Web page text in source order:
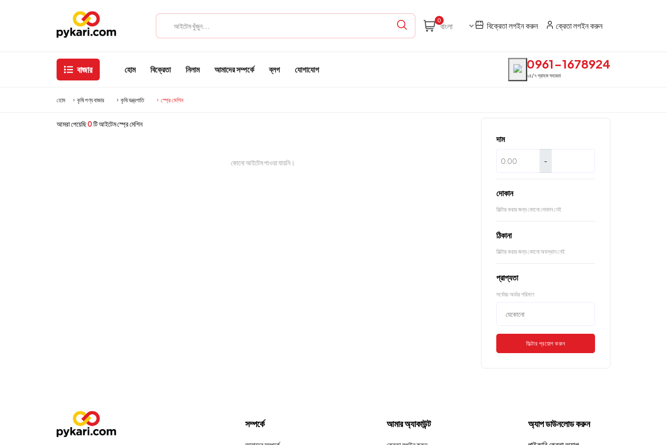
0
বিক্রেতা লগইন করুন ক্রেতা লগইন করুন
বাজার হোম বিক্রেতা নিলাম আমাদের সম্পর্কে ব্লগ যোগাযোগ 0961-1678924
২৪/৭ গ্রাহক সহায়তা
হোম কৃষি পণ্য বাজার কৃষি যন্ত্রপাতি স্প্রে মেশিন
আমরা পেয়েছি0টি আইটেম স্প্রে মেশিন
কোনো আইটেম পাওয়া যায়নি।
দাম
-
দোকান
ফিল্টার করার জন্য কোনো দোকান নেই
ঠিকানা
ফিল্টার করার জন্য কোনো অবস্থান নেই
প্রাপ্যতা
সর্বোচ্চ অর্ডার পরিমাণ
ফিল্টার প্রয়োগ করুন
সম্পর্কে আমার অ্যাকাউন্ট অ্যাপ ডাউনলোড করুন